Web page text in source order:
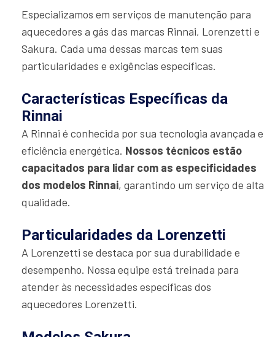
Especializamos em serviços de manutenção para
aquecedores a gás das marcas Rinnai, Lorenzetti e
Sakura. Cada uma dessas marcas tem suas
particularidades e exigências específicas.
Características Específicas da
Rinnai
A Rinnai é conhecida por sua tecnologia avançada e
eficiência energética. Nossos técnicos estão
capacitados para lidar com as especificidades
dos modelos Rinnai, garantindo um serviço de alta
qualidade.
Particularidades da Lorenzetti
A Lorenzetti se destaca por sua durabilidade e
desempenho. Nossa equipe está treinada para
atender às necessidades específicas dos
aquecedores Lorenzetti.